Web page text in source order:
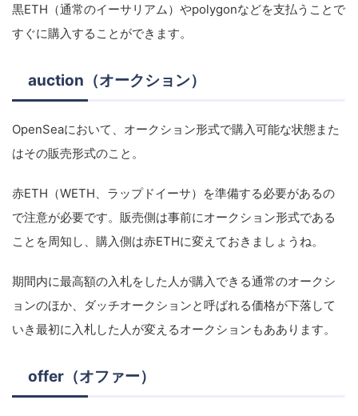
黒ETH（通常のイーサリアム）やpolygonなどを支払うことで
すぐに購入することができます。
auction（オークション）
OpenSeaにおいて、オークション形式で購入可能な状態また
はその販売形式のこと。
赤ETH（WETH、ラップドイーサ）を準備する必要があるの
で注意が必要です。販売側は事前にオークション形式である
ことを周知し、購入側は赤ETHに変えておきましょうね。
期間内に最高額の入札をした人が購入できる通常のオークシ
ョンのほか、ダッチオークションと呼ばれる価格が下落して
いき最初に入札した人が変えるオークションもああります。
offer（オファー）